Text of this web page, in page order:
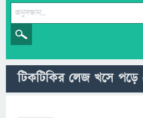
টিকটিকির লেজ খসে পড়ে